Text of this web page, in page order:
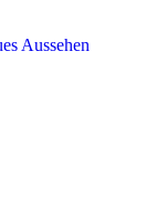
Aussehen